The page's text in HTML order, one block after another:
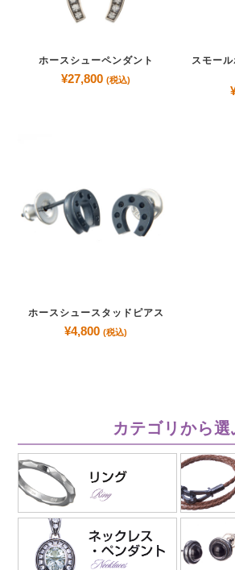
ホースシューペンダント
¥27,800 (税込)
スモー
ホースシュースタッドピアス
¥4,800 (税込)
カテゴリから選